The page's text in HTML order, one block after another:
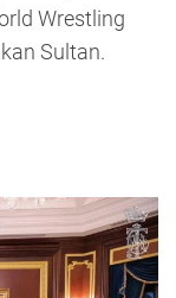
Wrestling
Sultan.